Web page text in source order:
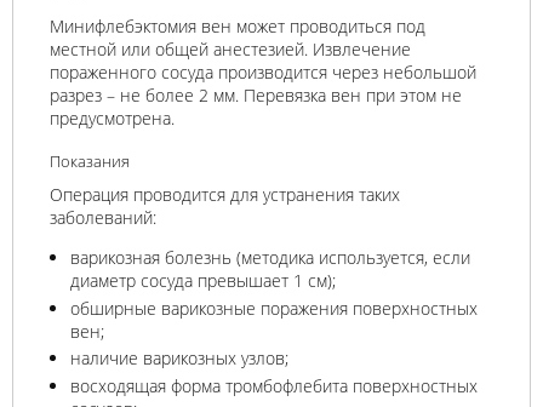
Минифлебэктомия вен может проводиться под
местной или общей анестезией. Извлечение
пораженного сосуда производится через небольшой
разрез – не более 2 мм. Перевязка вен при этом не
предусмотрена.
Показания
Операция проводится для устранения таких
заболеваний:
варикозная болезнь (методика используется, если
диаметр сосуда превышает 1 см);
обширные варикозные поражения поверхностных
вен;
наличие варикозных узлов;
восходящая форма тромбофлебита поверхностных